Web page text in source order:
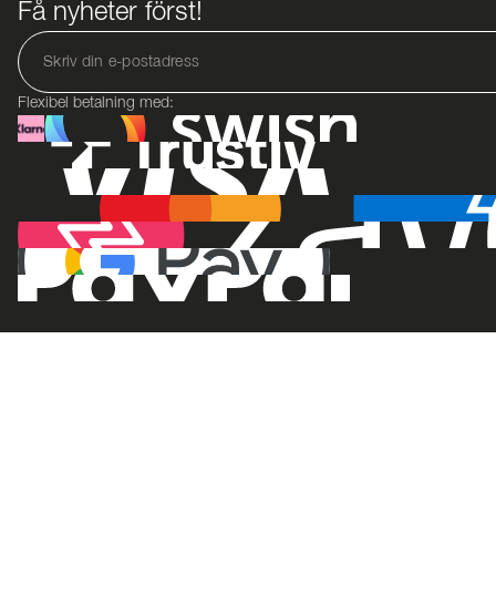
Få nyheter först!
Flexibel betalning med: